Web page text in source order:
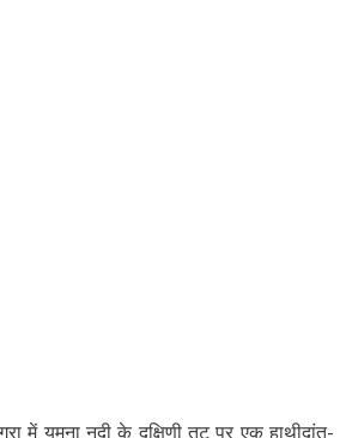
में यमुना नदी के दक्षिणी तट पर एक हाथीदांत-